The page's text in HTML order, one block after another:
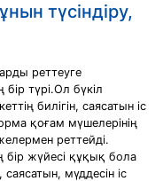
түсіндіру,
реттеуге
түрі.Ол бүкіл
билігін, саясатын іс
қоғам мүшелерінің
реттейді.
жүйесі құқық бола
мүддесін іс